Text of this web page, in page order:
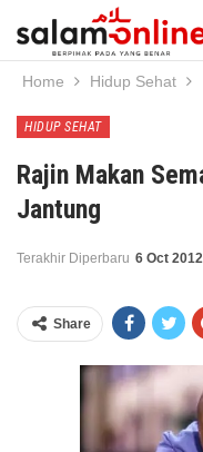
Home Hidup Sehat
HIDUP SEHAT
Rajin Makan
Jantung
Terakhir Diperbaru 6 Oct
Share